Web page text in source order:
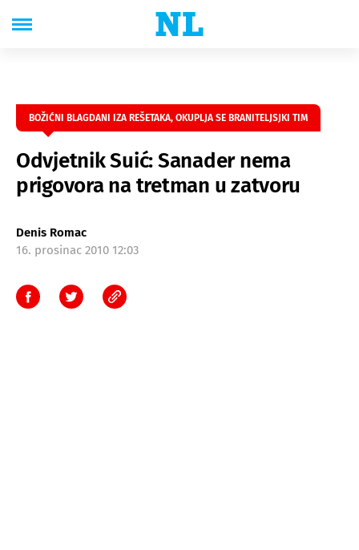
BOŽIĆNI BLAGDANI IZA REŠETAKA, OKUPLJA SE BRANITELJSJKI TIM
Odvjetnik Suić: Sanader nema
prigovora na tretman u zatvoru
Denis Romac
16. prosinac 2010 12:03